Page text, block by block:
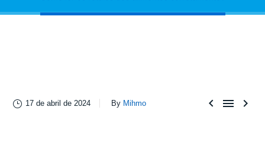
  
17 de abril de 2024 By Mihmo